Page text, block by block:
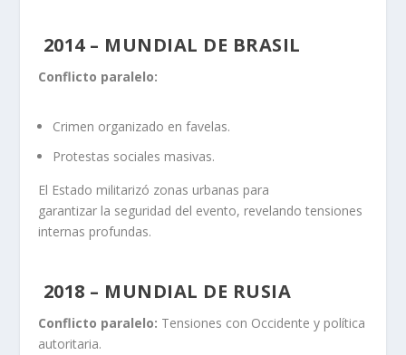
2014 – MUNDIAL DE BRASIL
Conflicto paralelo:
Crimen organizado en favelas.
Protestas sociales masivas.
El Estado militarizó zonas urbanas para
garantizar la seguridad del evento, revelando tensiones
internas profundas.
2018 – MUNDIAL DE RUSIA
Conflicto paralelo: Tensiones con Occidente y política
autoritaria.